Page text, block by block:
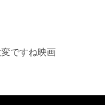
ですね映画